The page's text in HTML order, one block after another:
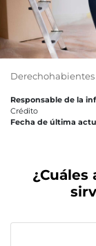
Derechohabientes
Responsable de la
Crédito
Fecha de última